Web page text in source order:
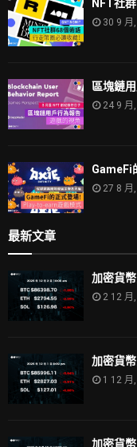
NFT社
30 9 月
區塊鏈
24 9 月
GameFi
27 8 月
最新文章
加密貨
2 12 月
加密貨
1 12 月
加密貨